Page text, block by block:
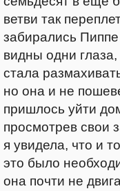
ветви так
забирались
видны одни
стала
но она и не
пришлось уйти
просмотрев свои
я увидела, что и
это было
она почти не